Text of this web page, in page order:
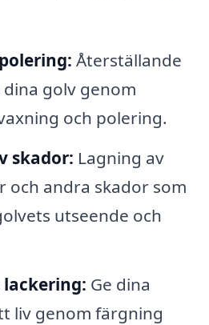
Återställande
golv genom
och polering.
skador: Lagning av
och andra skador som
utseende och
lackering: Ge dina
liv genom färgning